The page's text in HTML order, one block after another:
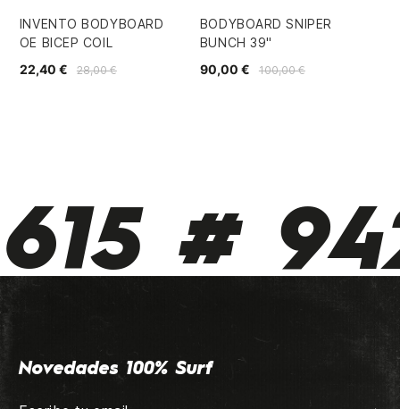
INVENTO BODYBOARD
OE BICEP COIL
28,00 €
22,40 €
BODYBOARD SNIPER
BUNCH 39"
100,00 €
90,00 €
#
Novedades 100% Surf